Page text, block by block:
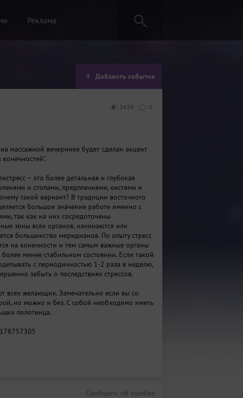
Реклама
Добавить события
0
2639
массажной вечеринке будет сделан акцент
– это более детальная и глубокая
и стопами, предплечиями, кистями и
такой вариант? В традиции восточного
большое значение работе именно с
так как на них сосредоточены
зоны всех органов, начинаются или
большинство меридианов. По опыту стресс
на конечности и тем самым важные органы
более менее стабильном состоянии. Если такой
с периодичностью 1-2 раза в неделю,
забыть о последствиях стрессов.
всех желающих. Замечательно если вы со
но можно и без. С собой необходимо иметь
полотенца.
Сообщить об ошибке